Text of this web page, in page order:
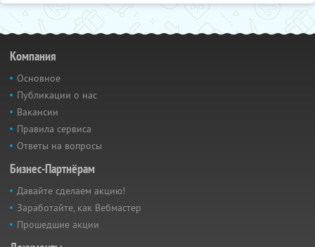
Компания
Основное
Публикации о нас
Вакансии
Правила сервиса
Ответы на вопросы
Бизнес-Партнёрам
Давайте сделаем акцию!
Заработайте, как Вебмастер
Прошедшие акции